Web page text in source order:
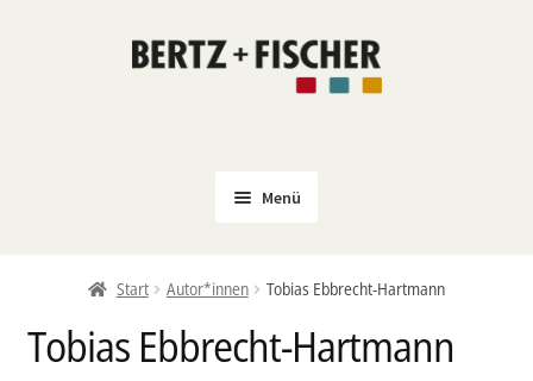
Zur
Zum
Menü
Coming Soon
Politik
Untermenü
Start Autor*innen Tobias Ebbrecht-Hartmann
Tobias Ebbrecht-Hartmann